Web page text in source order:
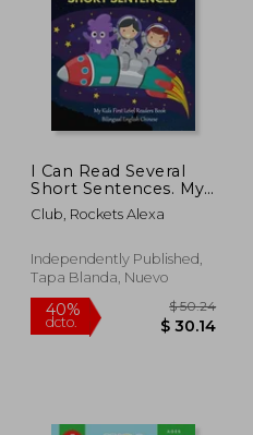
I Can Read Several
Short Sentences. My
Kids First Level
Readers Book
Chinese: 1st step
teaching your child to
(en Inglés)
Club, Rockets Alexa
Independently Published,
Tapa Blanda, Nuevo